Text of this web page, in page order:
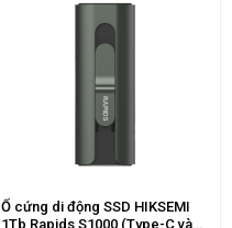
Ổ cứng di động SSD HIKSEMI
1Tb Rapids S1000 (Type-C và